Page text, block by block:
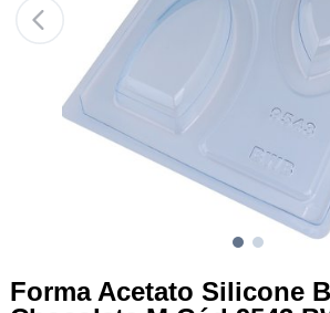
Forma Acetato Silicone